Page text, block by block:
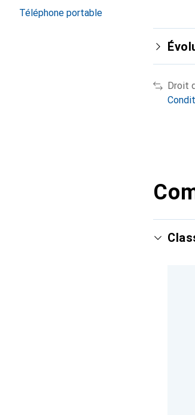
Téléphone portable
Droit